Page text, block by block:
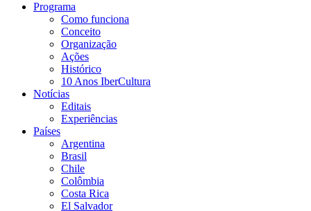
Programa
Como funciona
Conceito
Organização
Ações
Histórico
10 Anos IberCultura
Notícias
Editais
Experiências
Países
Argentina
Brasil
Chile
Colômbia
Costa Rica
El Salvador